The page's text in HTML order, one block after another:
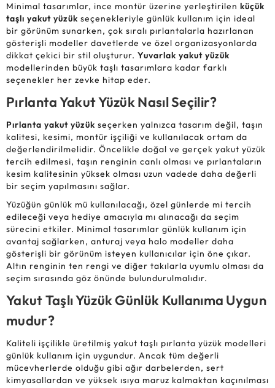
Minimal tasarımlar, ince montür üzerine yerleştirilen küçük
taşlı yakut yüzük seçenekleriyle günlük kullanım için ideal
bir görünüm sunarken, çok sıralı pırlantalarla hazırlanan
gösterişli modeller davetlerde ve özel organizasyonlarda
dikkat çekici bir stil oluşturur. Yuvarlak yakut yüzük
modellerinden büyük taşlı tasarımlara kadar farklı
seçenekler her zevke hitap eder.
Pırlanta Yakut Yüzük Nasıl Seçilir?
Pırlanta yakut yüzük seçerken yalnızca tasarım değil, taşın
kalitesi, kesimi, montür işçiliği ve kullanılacak ortam da
değerlendirilmelidir. Öncelikle doğal ve gerçek yakut yüzük
tercih edilmesi, taşın renginin canlı olması ve pırlantaların
kesim kalitesinin yüksek olması uzun vadede daha değerli
bir seçim yapılmasını sağlar.
Yüzüğün günlük mü kullanılacağı, özel günlerde mi tercih
edileceği veya hediye amacıyla mı alınacağı da seçim
sürecini etkiler. Minimal tasarımlar günlük kullanım için
avantaj sağlarken, anturaj veya halo modeller daha
gösterişli bir görünüm isteyen kullanıcılar için öne çıkar.
Altın renginin ten rengi ve diğer takılarla uyumlu olması da
seçim sırasında göz önünde bulundurulmalıdır.
Yakut Taşlı Yüzük Günlük Kullanıma Uygun
mudur?
Kaliteli işçilikle üretilmiş yakut taşlı pırlanta yüzük modelleri
günlük kullanım için uygundur. Ancak tüm değerli
mücevherlerde olduğu gibi ağır darbelerden, sert
kimyasallardan ve yüksek ısıya maruz kalmaktan kaçınılması